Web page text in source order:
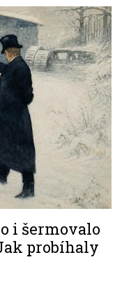
i šermovalo
probíhaly